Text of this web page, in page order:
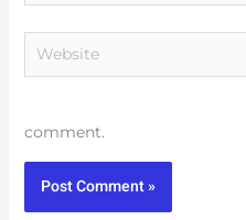
Website
comment.